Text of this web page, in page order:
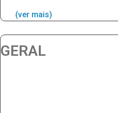
(ver mais)
GERAL